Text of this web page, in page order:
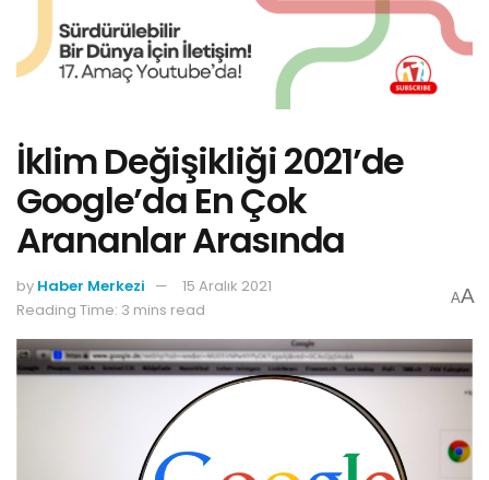
İklim Değişikliği 2021’de
Google’da En Çok
Arananlar Arasında
by Haber Merkezi
15 Aralık 2021
Reading Time: 3 mins read
AA